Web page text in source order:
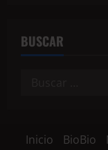
BUSCAR
Inicio BioBio